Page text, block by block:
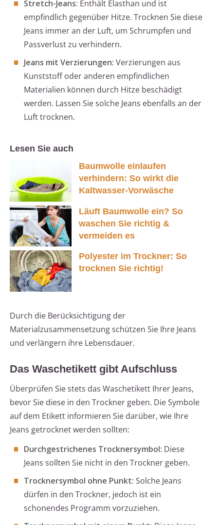
Stretch-Jeans: Enthält Elasthan und ist
empfindlich gegenüber Hitze. Trocknen Sie diese
Jeans immer an der Luft, um Schrumpfen und
Passverlust zu verhindern.
Jeans mit Verzierungen: Verzierungen aus
Kunststoff oder anderen empfindlichen
Materialien können durch Hitze beschädigt
werden. Lassen Sie solche Jeans ebenfalls an der
Luft trocknen.
Lesen Sie auch
Baumwolle einlaufen
verhindern: So wirkt die
Kaltwasser-Vorwäsche
Läuft Baumwolle ein? So
waschen Sie richtig &
vermeiden es
Polyester im Trockner: So
trocknen Sie richtig!
Durch die Berücksichtigung der
Materialzusammensetzung schützen Sie Ihre Jeans
und verlängern ihre Lebensdauer.
Das Waschetikett gibt Aufschluss
Überprüfen Sie stets das Waschetikett Ihrer Jeans,
bevor Sie diese in den Trockner geben. Die Symbole
auf dem Etikett informieren Sie darüber, wie Ihre
Jeans getrocknet werden sollten:
Durchgestrichenes Trocknersymbol: Diese
Jeans sollten Sie nicht in den Trockner geben.
Trocknersymbol ohne Punkt: Solche Jeans
dürfen in den Trockner, jedoch ist ein
schonendes Programm vorzuziehen.